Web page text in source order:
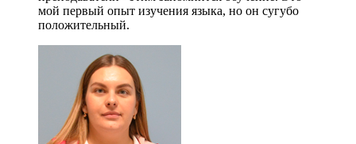
мой первый опыт изучения языка, но он сугубо
положительный.